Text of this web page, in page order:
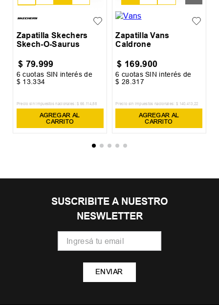
Zapatilla Skechers
Skech-O-Saurus
$ 79.999
6 cuotas SIN interés de
$ 13.334
Precio sin impuestos nacionales: $ 66 .114,88
AGREGAR AL
CARRITO
Zapatilla Vans
Caldrone
$ 169.900
6 cuotas SIN interés de
$ 28.317
Precio sin impuestos nacionales: $ 140.413 ,22
AGREGAR AL
CARRITO
SUSCRIBITE A NUESTRO
NESWLETTER
ENVIAR